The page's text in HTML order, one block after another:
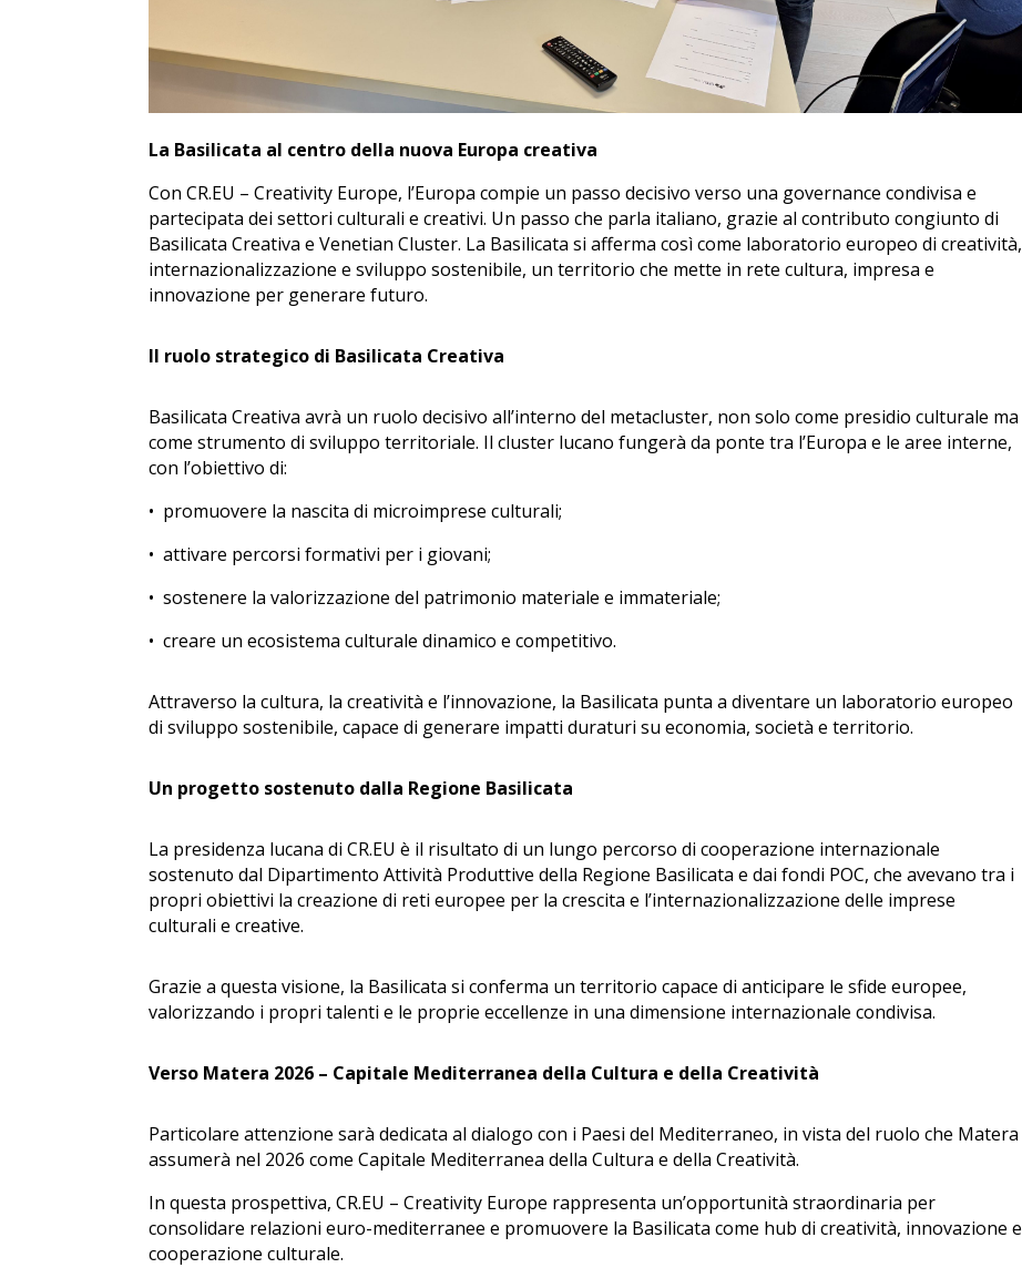
La Basilicata al centro della nuova Europa creativa
Con CR.EU – Creativity Europe, l’Europa compie un passo decisivo verso una governance condivisa e
partecipata dei settori culturali e creativi. Un passo che parla italiano, grazie al contributo congiunto di
Basilicata Creativa e Venetian Cluster. La Basilicata si afferma così come laboratorio europeo di creatività,
internazionalizzazione e sviluppo sostenibile, un territorio che mette in rete cultura, impresa e
innovazione per generare futuro.
Il ruolo strategico di Basilicata Creativa
Basilicata Creativa avrà un ruolo decisivo all’interno del metacluster, non solo come presidio culturale ma
come strumento di sviluppo territoriale. Il cluster lucano fungerà da ponte tra l’Europa e le aree interne,
con l’obiettivo di:
•⁠ ⁠promuovere la nascita di microimprese culturali;
•⁠ ⁠attivare percorsi formativi per i giovani;
•⁠ ⁠sostenere la valorizzazione del patrimonio materiale e immateriale;
•⁠ ⁠creare un ecosistema culturale dinamico e competitivo.
Attraverso la cultura, la creatività e l’innovazione, la Basilicata punta a diventare un laboratorio europeo
di sviluppo sostenibile, capace di generare impatti duraturi su economia, società e territorio.
Un progetto sostenuto dalla Regione Basilicata
La presidenza lucana di CR.EU è il risultato di un lungo percorso di cooperazione internazionale
sostenuto dal Dipartimento Attività Produttive della Regione Basilicata e dai fondi POC, che avevano tra i
propri obiettivi la creazione di reti europee per la crescita e l’internazionalizzazione delle imprese
culturali e creative.
Grazie a questa visione, la Basilicata si conferma un territorio capace di anticipare le sfide europee,
valorizzando i propri talenti e le proprie eccellenze in una dimensione internazionale condivisa.
Verso Matera 2026 – Capitale Mediterranea della Cultura e della Creatività
Particolare attenzione sarà dedicata al dialogo con i Paesi del Mediterraneo, in vista del ruolo che Matera
assumerà nel 2026 come Capitale Mediterranea della Cultura e della Creatività.
In questa prospettiva, CR.EU – Creativity Europe rappresenta un’opportunità straordinaria per
consolidare relazioni euro-mediterranee e promuovere la Basilicata come hub di creatività, innovazione e
cooperazione culturale.